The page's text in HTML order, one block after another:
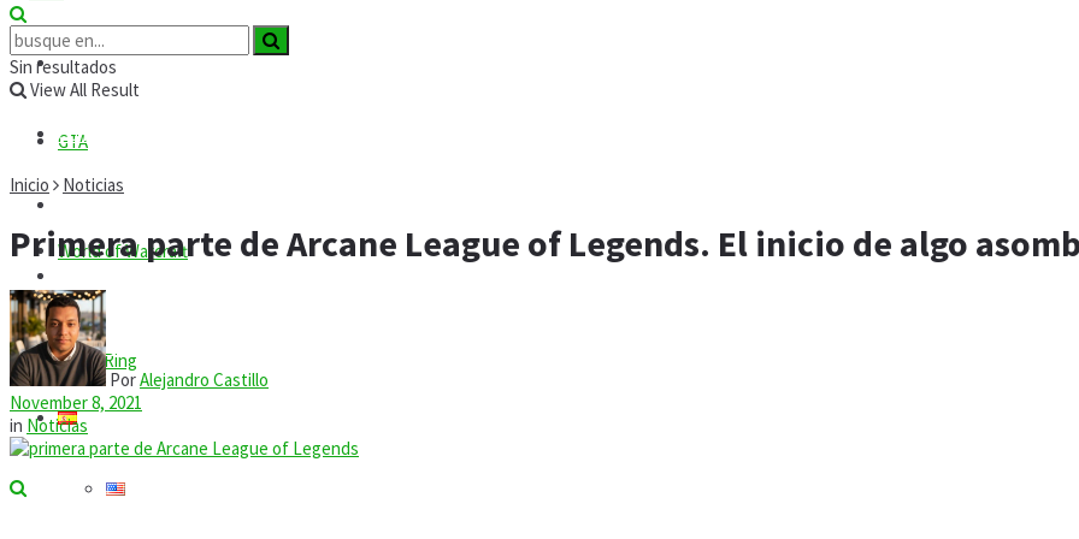
Roblox
GTA
World of Warcraft
Elden Ring
Códigos
Comandos
Tecnología
Sin resultados
View All Result
Inicio Noticias
Primera parte de Arcane League of Legends. El inicio de algo
PorAlejandro Castillo
November 8, 2021
in Noticias